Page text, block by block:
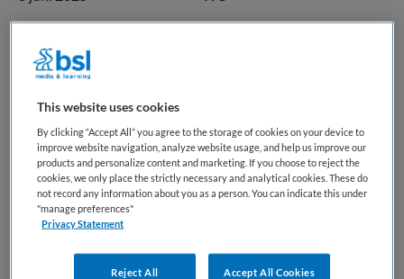
Niet nader bepaald
Vacature niet beschikbaar
Deze vacature Aios Radiotherapie bij Amsterdam UMC is
niet meer actueel. Hieronder staan enkele vergelijkbare
vacatures die voor u wellicht interessant zijn.
This website uses cookies
By clicking “Accept All” you agree to the storage of cookies on your device to
improve website navigation, analyze website usage, and help us improve our
products and personalize content and marketing. If you choose to reject the
cookies, we only place the strictly necessary and analytical cookies. These do
not record any information about you as a person. You can indicate this under
"manage preferences"
Privacy Statement
Reject All Accept All Cookies